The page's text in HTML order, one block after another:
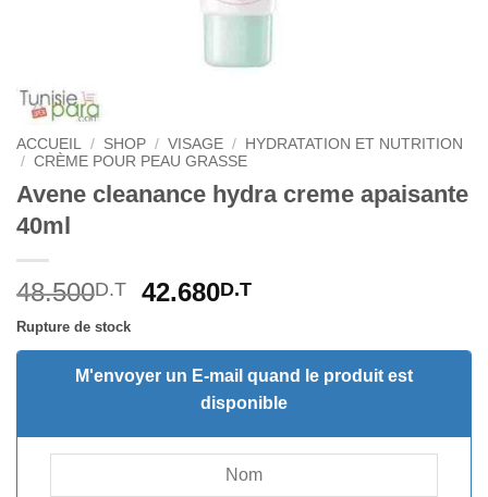
ACCUEIL / SHOP / VISAGE /
HYDRATATION ET NUTRITION
/ CRÈME POUR PEAU GRASSE
Avene cleanance hydra creme apaisante
40ml
48.500D.T
Le
initial
était :
48.500D.T.
42.680D.TLe
actuel
est :
42.680D.T.
Rupture de stock
M'envoyer un E-mail quand le produit est
disponible